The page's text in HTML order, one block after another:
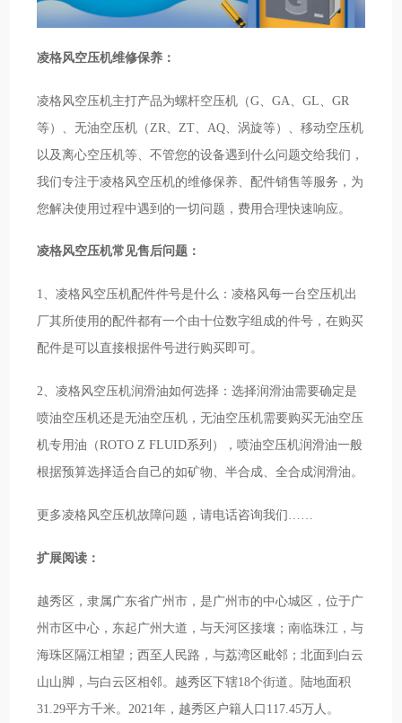
凌格风空压机维修保养：
凌格风空压机主打产品为螺杆空压机（G、GA、GL、GR
等）、无油空压机（ZR、ZT、AQ、涡旋等）、移动空压机
以及离心空压机等、不管您的设备遇到什么问题交给我们，
我们专注于凌格风空压机的维修保养、配件销售等服务，为
您解决使用过程中遇到的一切问题，费用合理快速响应。
凌格风空压机常见售后问题：
1、凌格风空压机配件件号是什么：凌格风每一台空压机出
厂其所使用的配件都有一个由十位数字组成的件号，在购买
配件是可以直接根据件号进行购买即可。
2、凌格风空压机润滑油如何选择：选择润滑油需要确定是
喷油空压机还是无油空压机，无油空压机需要购买无油空压
机专用油（ROTO Z FLUID系列），喷油空压机润滑油一般
根据预算选择适合自己的如矿物、半合成、全合成润滑油。
更多凌格风空压机故障问题，请电话咨询我们……
扩展阅读：
越秀区，隶属广东省广州市，是广州市的中心城区，位于广
州市区中心，东起广州大道，与天河区接壤；南临珠江，与
海珠区隔江相望；西至人民路，与荔湾区毗邻；北面到白云
山山脚，与白云区相邻。越秀区下辖18个街道。陆地面积
31.29平方千米。2021年，越秀区户籍人口117.45万人。